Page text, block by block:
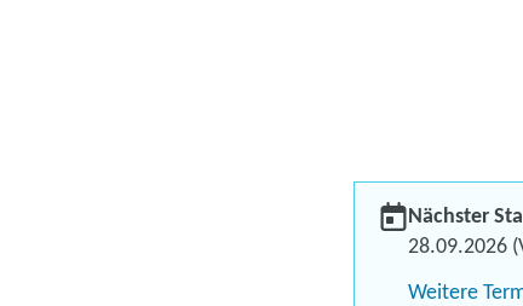
Nächster
28.09.2026
Weitere